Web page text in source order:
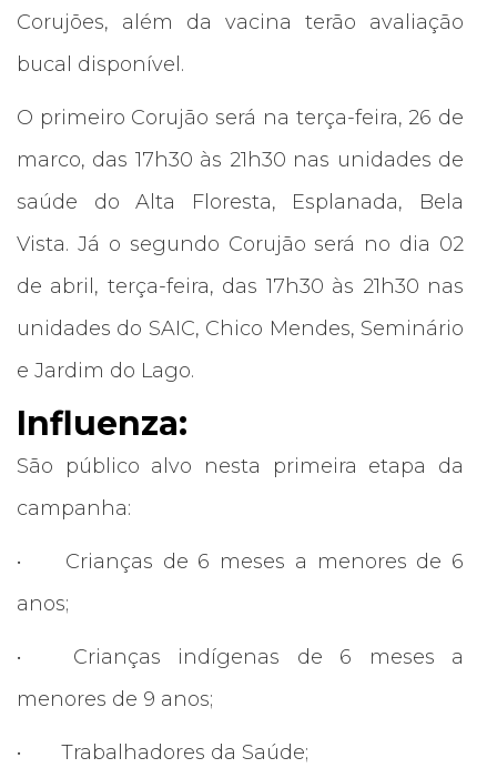
Corujões, além da vacina terão avaliação
bucal disponível.
O primeiro Corujão será na terça-feira, 26 de
marco, das 17h30 às 21h30 nas unidades de
saúde do Alta Floresta, Esplanada, Bela
Vista. Já o segundo Corujão será no dia 02
de abril, terça-feira, das 17h30 às 21h30 nas
unidades do SAIC, Chico Mendes, Seminário
e Jardim do Lago.
Influenza:
São público alvo nesta primeira etapa da
campanha:
•
Crianças de 6 meses a menores de 6
anos;
•
Crianças indígenas de 6 meses a
menores de 9 anos;
• Trabalhadores da Saúde;